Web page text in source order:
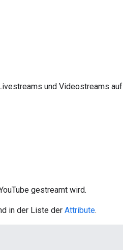
und Videostreams auf
gestreamt wird.
in der Liste der Attribute.